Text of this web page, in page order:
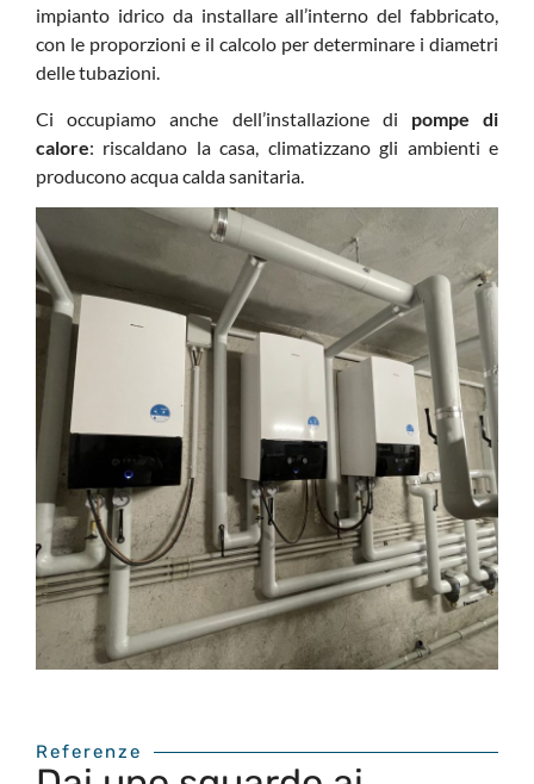
impianto idrico da installare all’interno del fabbricato,
con le proporzioni e il calcolo per determinare i diametri
delle tubazioni.
Ci occupiamo anche dell’installazione di pompe di
calore: riscaldano la casa, climatizzano gli ambienti e
producono acqua calda sanitaria.
Referenze